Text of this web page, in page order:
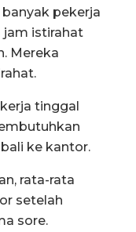
pekerja
jam istirahat
Mereka
tinggal
ke kantor.
rata-rata
setelah
sore.